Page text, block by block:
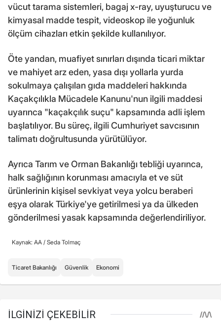
vücut tarama sistemleri, bagaj x-ray, uyuşturucu ve
kimyasal madde tespit, videoskop ile yoğunluk
ölçüm cihazları etkin şekilde kullanılıyor.
Öte yandan, muafiyet sınırları dışında ticari miktar
ve mahiyet arz eden, yasa dışı yollarla yurda
sokulmaya çalışılan gıda maddeleri hakkında
Kaçakçılıkla Mücadele Kanunu'nun ilgili maddesi
uyarınca "kaçakçılık suçu" kapsamında adli işlem
başlatılıyor. Bu süreç, ilgili Cumhuriyet savcısının
talimatı doğrultusunda yürütülüyor.
Ayrıca Tarım ve Orman Bakanlığı tebliği uyarınca,
halk sağlığının korunması amacıyla et ve süt
ürünlerinin kişisel sevkiyat veya yolcu beraberi
eşya olarak Türkiye'ye getirilmesi ya da ülkeden
gönderilmesi yasak kapsamında değerlendiriliyor.
Kaynak: AA / Seda Tolmaç
Ticaret Bakanlığı Güvenlik Ekonomi